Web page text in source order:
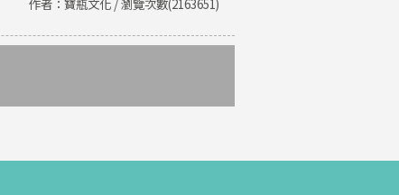
作者：寶瓶文化 / 瀏覽次數(2163651)